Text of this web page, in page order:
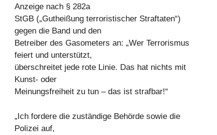
Anzeige nach § 282a
StGB („Gutheißung terroristischer Straftaten“)
gegen die Band und den
Betreiber des Gasometers an: „Wer Terrorismus
feiert und unterstützt,
überschreitet jede rote Linie. Das hat nichts mit
Kunst- oder
Meinungsfreiheit zu tun – das ist strafbar!“
„Ich fordere die zuständige Behörde sowie die
Polizei auf,